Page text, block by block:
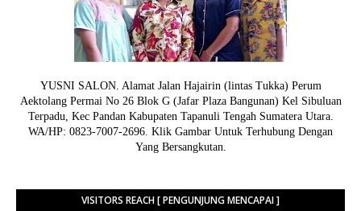
YUSNI SALON. Alamat Jalan Hajairin (lintas Tukka) Perum
Aektolang Permai No 26 Blok G (Jafar Plaza Bangunan) Kel Sibuluan
Terpadu, Kec Pandan Kabupaten Tapanuli Tengah Sumatera Utara.
WA/HP: 0823-7007-2696. Klik Gambar Untuk Terhubung Dengan
Yang Bersangkutan.
VISITORS REACH [ PENGUNJUNG MENCAPAI ]